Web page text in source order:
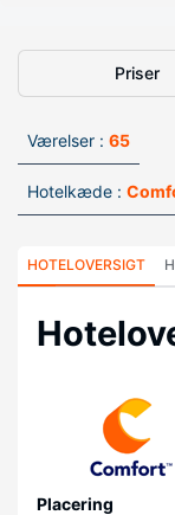
Priser
Værelser : 65
Hotelkæde :
HOTELOVERSIGT
Placering